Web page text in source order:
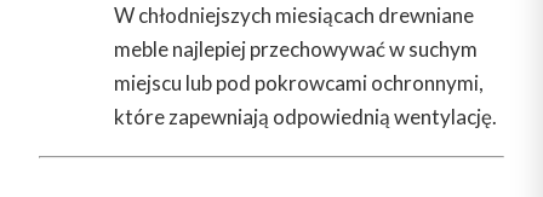
W chłodniejszych miesiącach drewniane
meble najlepiej przechowywać w suchym
miejscu lub pod pokrowcami ochronnymi,
które zapewniają odpowiednią wentylację.